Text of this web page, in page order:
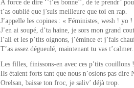
À force de dire ‘’t’es bonne’’, de te prendr’
t’as oublié que j’suis meilleure que toi en rap.
J’appelle les copines : « Féministes, wesh ! yo !
J’en ai soupé, d’ta haine, je sors mon grand
l’ail et les p’tits oignons, j’émince et j’fais
T’as assez dégueulé, maintenant tu vas t’calmer.
Les filles, finissons-en avec ces p’tits couillons !
Ils étaient forts tant que nous n’osions pas dire
Orelsan, baisse ton froc, je saliv’ déjà trop.